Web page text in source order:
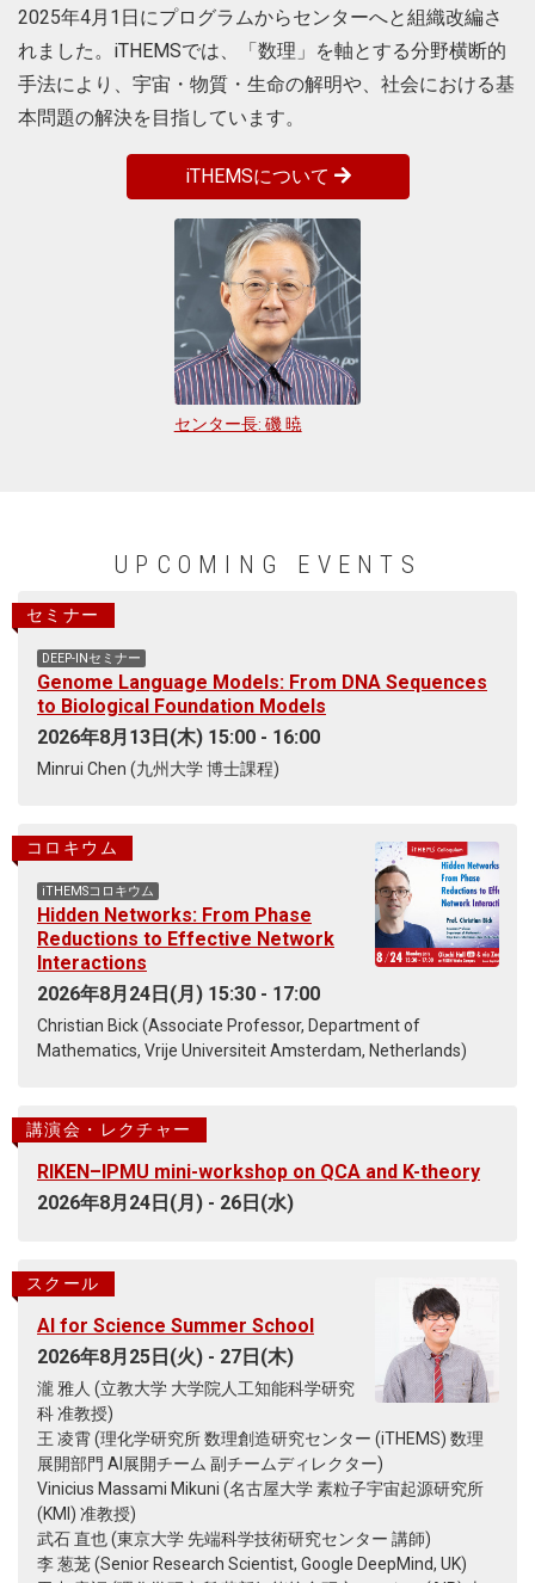
quantum gravity via the AdS₃/CFT₂
correspondence. In the AdS₃/CFT₂
correspondence, quantum gravity in
a three-dimensional negatively
curved spacetime is encoded in a
theory on its boundary. The key
difference is <strong>modular
invariance</strong>, a symmetry
stating that a theory on a 2D torus is
invariant under modular
transformations, which imposes
stringent constraints and a rigid
mathematical structure, seemingly
incompatible with quantum chaos
and random matrix theory. Building
on the 2023 work of Di Ubaldo and
modular-invariant quantities. The
tunnel-like geometric connection
between otherwise separate
regions or boundaries of spacetime.
While it is not a shortcut for
information about gravity and black
holes. For the three-boundary
wormhole, the team also performed
a gravity calculation that agrees
with the RMT₂ prediction. By turning
the earlier AdS₃/RMT₂ proposal into
a general framework, the study
advances a research direction that
Gabriele helped pioneer and
near future, solving AdS₃ quantum
gravity. For further details, please
see the article in <em>Physical
Review Letters</em>.
2025年4月1日にプログラムからセンターへと組織改編さ
れました。iTHEMSでは、「数理」を軸とする分野横断的
手法により、宇宙・物質・生命の解明や、社会における基
本問題の解決を目指しています。
iTHEMSについて
センター長: 磯 暁
UPCOMING EVENTS
セミナー
DEEP-INセミナー
Genome Language Models: From DNA Sequences
to Biological Foundation Models
2026年8月13日(木) 15:00 - 16:00
Minrui Chen (九州大学 博士課程)
コロキウム
iTHEMSコロキウム
Hidden Networks: From Phase
Reductions to Effective Network
Interactions
2026年8月24日(月) 15:30 - 17:00
Christian Bick (Associate Professor, Department of
Mathematics, Vrije Universiteit Amsterdam, Netherlands)
講演会・レクチャー
RIKEN–IPMU mini-workshop on QCA and K-theory
2026年8月24日(月) - 26日(水)
スクール
AI for Science Summer School
2026年8月25日(火) - 27日(木)
瀧 雅人 (立教大学 大学院人工知能科学研究
科 准教授)
王 凌霄 (理化学研究所 数理創造研究センター (iTHEMS) 数理
展開部門 AI展開チーム 副チームディレクター)
Vinicius Massami Mikuni (名古屋大学 素粒子宇宙起源研究所
(KMI) 准教授)
武石 直也 (東京大学 先端科学技術研究センター 講師)
李 葱茏 (Senior Research Scientist, Google DeepMind, UK)